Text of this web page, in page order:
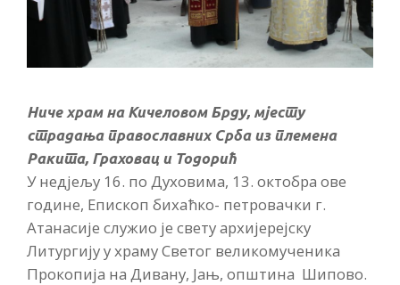
Ниче храм на Кичеловом Брду, мјесту
страдања православних Срба из племена
Ракита, Граховац и Тодорић
У недјељу 16. по Духовима, 13. октобра ове
године, Епископ бихаћко- петровачки г.
Атанасије служио је свету архијерејску
Литургију у храму Светог великомученика
Прокопија на Дивану, Јањ, општина Шипово.